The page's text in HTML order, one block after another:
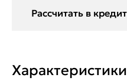
Характеристики